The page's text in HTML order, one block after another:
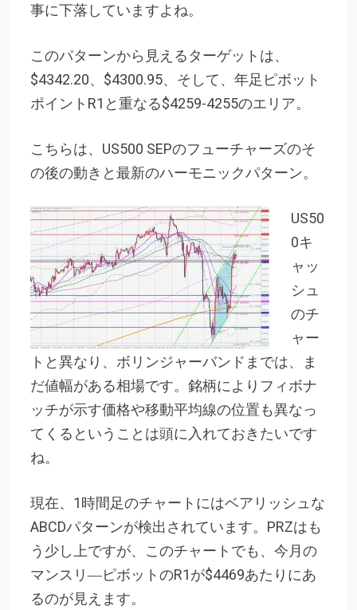
事に下落していますよね。
このパターンから見えるターゲットは、
$4342.20、$4300.95、そして、年足ピボット
ポイントR1と重なる$4259-4255のエリア。
こちらは、US500 SEPのフューチャーズのそ
の後の動きと最新のハーモニックパターン。
US50
0キ
ャッ
シュ
のチ
ャー
トと異なり、ボリンジャーバンドまでは、ま
だ値幅がある相場です。銘柄によりフィボナ
ッチが示す価格や移動平均線の位置も異なっ
てくるということは頭に入れておきたいです
ね。
現在、1時間足のチャートにはベアリッシュな
ABCDパターンが検出されています。PRZはも
う少し上ですが、このチャートでも、今月の
マンスリ―ピボットのR1が$4469あたりにあ
るのが見えます。